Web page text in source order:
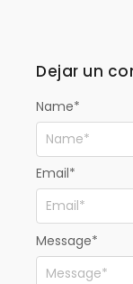
Dejar un
Message*
Name*
Email*